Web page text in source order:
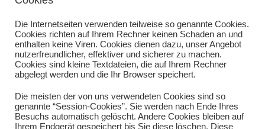
Die Internetseiten verwenden teilweise so genannte Cookies.
Cookies richten auf Ihrem Rechner keinen Schaden an und
enthalten keine Viren. Cookies dienen dazu, unser Angebot
nutzerfreundlicher, effektiver und sicherer zu machen.
Cookies sind kleine Textdateien, die auf Ihrem Rechner
abgelegt werden und die Ihr Browser speichert.
Die meisten der von uns verwendeten Cookies sind so
genannte “Session-Cookies”. Sie werden nach Ende Ihres
Besuchs automatisch gelöscht. Andere Cookies bleiben auf
Ihrem Endgerät gespeichert bis Sie diese löschen. Diese